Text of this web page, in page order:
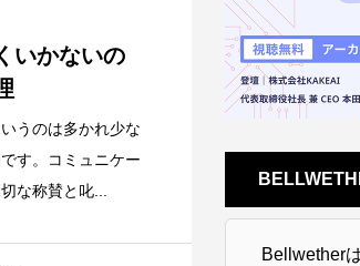
いかないの
うのは多かれ少な
す。コミュニケー
な称賛と叱...
Bellwether